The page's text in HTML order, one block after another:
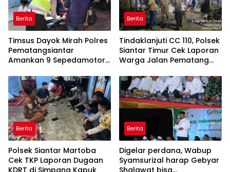
Berita
Timsus Dayok Mirah Polres
Pematangsiantar
Amankan 9 Sepedamotor
Berita
Tindaklanjuti CC 110, Polsek
Siantar Timur Cek Laporan
Warga Jalan Pematang
Berita
Polsek Siantar Martoba
Cek TKP Laporan Dugaan
KDRT di Simpang Kapuk
Berita
Digelar perdana, Wabup
Syamsurizal harap Gebyar
Shalawat bisa